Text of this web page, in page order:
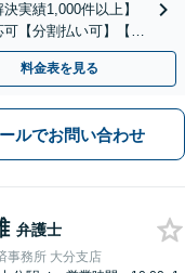
実績1,000件以上】
【分割払い可】【後
料金表を見る
ルでお問い合わせ
弁護士
事務所 大分支店